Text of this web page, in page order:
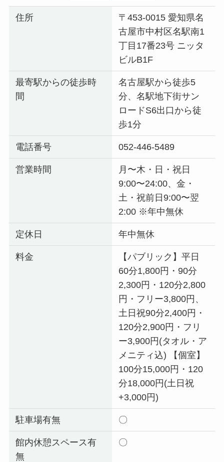
住所
〒453-0015 愛知県名
古屋市中村区名駅南1
丁目17番23号 ニッタ
ビルB1F
最寄駅からの徒歩時
間
名古屋駅から徒歩5
分、名駅地下街サン
ロードS6出口から徒
歩1分
電話番号 052-446-5489
営業時間
月〜木・日・祝日
9:00〜24:00、金・
土・祝前日9:00〜翌
2:00 ※年中無休
定休日 年中無休
料金
【パブリック】平日
60分1,800円・90分
2,300円・120分2,800
円・フリー3,800円、
土日祝90分2,400円・
120分2,900円・フリ
ー3,900円(タオル・ア
メニティ込) 【個室】
100分15,000円・120
分18,000円(土日祝
+3,000円)
駐車場有無 〇
館内休憩スペース有
無
〇